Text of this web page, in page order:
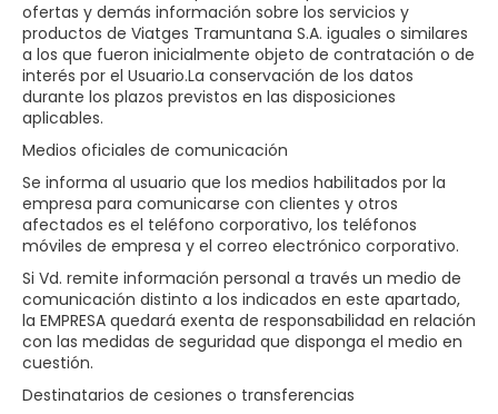
ofertas y demás información sobre los servicios y
productos de Viatges Tramuntana S.A.​​ iguales o similares
a los que fueron inicialmente objeto de contratación o de
interés por el Usuario.La conservación de los datos
durante los plazos previstos en las disposiciones
aplicables.
Medios oficiales de comunicación
Se informa al usuario que los medios habilitados por la
empresa para comunicarse con clientes y otros
afectados es el teléfono corporativo, los teléfonos
móviles de empresa y el correo electrónico corporativo.
Si Vd. remite información personal a través un medio de
comunicación distinto a los indicados en este apartado,
la EMPRESA quedará exenta de responsabilidad en relación
con las medidas de seguridad que disponga el medio en
cuestión.
Destinatarios de cesiones o transferencias